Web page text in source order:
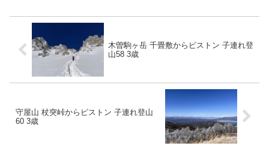
木曽駒ヶ岳 千畳敷からピストン 子連れ登
山58 3歳
守屋山 杖突峠からピストン 子連れ登山
60 3歳